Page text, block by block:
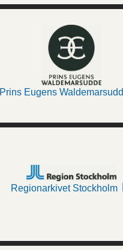
Prins Eugens
Regionarkivet Stockholm